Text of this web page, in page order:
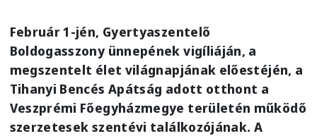
Február 1-jén, Gyertyaszentelő
Boldogasszony ünnepének vigíliáján, a
megszentelt élet világnapjának előestéjén, a
Tihanyi Bencés Apátság adott otthont a
Veszprémi Főegyházmegye területén működő
szerzetesek szentévi találkozójának. A